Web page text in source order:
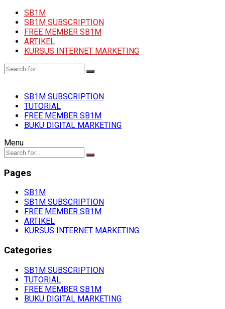
SB1M
SB1M SUBSCRIPTION
FREE MEMBER SB1M
ARTIKEL
KURSUS INTERNET MARKETING
SB1M SUBSCRIPTION
TUTORIAL
FREE MEMBER SB1M
BUKU DIGITAL MARKETING
Menu
Pages
SB1M
SB1M SUBSCRIPTION
FREE MEMBER SB1M
ARTIKEL
KURSUS INTERNET MARKETING
Categories
SB1M SUBSCRIPTION
TUTORIAL
FREE MEMBER SB1M
BUKU DIGITAL MARKETING